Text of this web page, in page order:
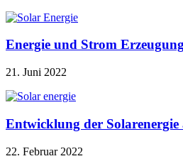
Energie und Strom
21. Juni 2022
Entwicklung der Solarenergie
22. Februar 2022